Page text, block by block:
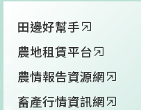
田邊好幫手
農地租賃平台
農情報告資源網
畜產行情資訊網